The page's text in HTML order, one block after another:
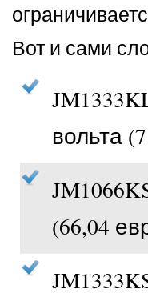
Вот и сами
вольта
(66,04